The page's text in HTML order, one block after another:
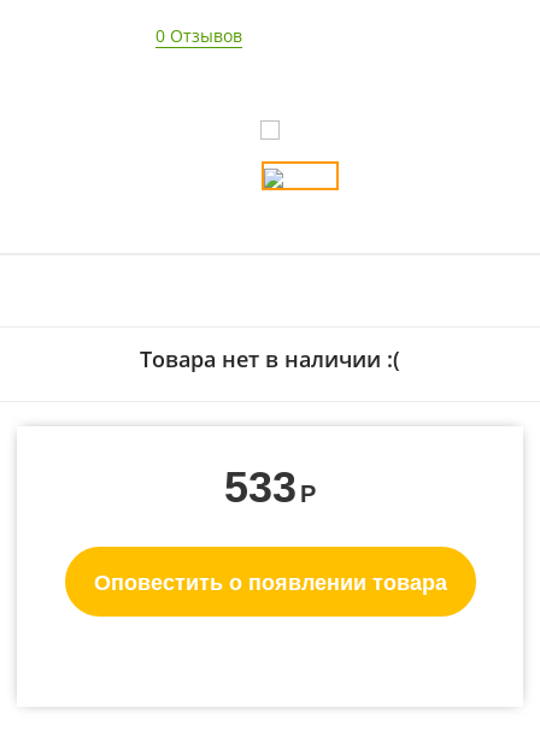
0 Отзывов
Товара нет в наличии :(
533 Р
Оповестить о появлении товара